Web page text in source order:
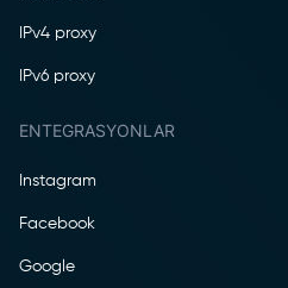
IPv4 proxy
IPv6 proxy
ENTEGRASYONLAR
Instagram
Facebook
Google